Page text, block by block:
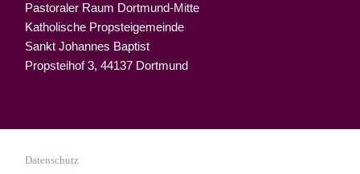
Pastoraler Raum Dortmund-Mitte
Katholische Propsteigemeinde
Sankt Johannes Baptist
Propsteihof 3, 44137 Dortmund
Datenschutz